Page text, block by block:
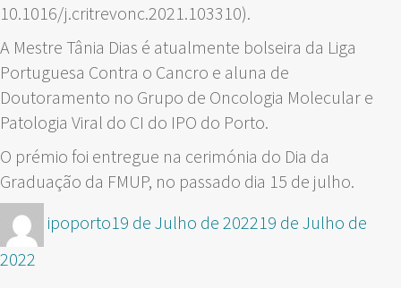
10.1016/j.critrevonc.2021.103310).
A Mestre Tânia Dias é atualmente bolseira da Liga
Portuguesa Contra o Cancro e aluna de
Doutoramento no Grupo de Oncologia Molecular e
Patologia Viral do CI do IPO do Porto.
O prémio foi entregue na cerimónia do Dia da
Graduação da FMUP, no passado dia 15 de julho.
Autor
ipoportoPublicado
19 de Julho de 202219 de Julho de
2022